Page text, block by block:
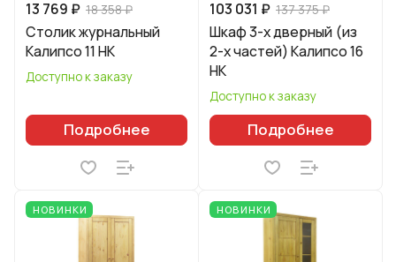
13 769 ₽ 18 358 ₽
Столик журнальный
Калипсо 11 НК
Доступно к заказу
Подробнее
103 031 ₽ 137 375 ₽
Шкаф 3-х дверный (из
2-х частей) Калипсо 16
НК
Доступно к заказу
Подробнее
НОВИНКИ НОВИНКИ